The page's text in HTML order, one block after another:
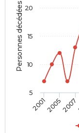
Personnes décédées
200120052007
5
10
15
20